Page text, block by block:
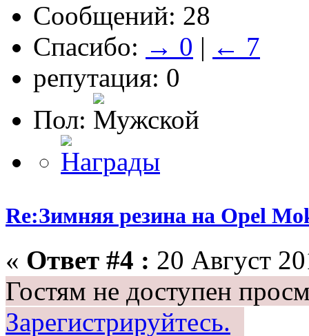
Сообщений: 28
Спасибо: → 0 | ← 7
репутация: 0
Пол:
Re:Зимняя резина на Opel
« Ответ #4 : 20 Август
Гостям не доступен
Зарегистрируйтесь.